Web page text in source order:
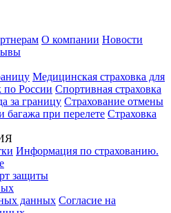
О компании Новости
Медицинская страховка для
по России Спортивная страховка
за границу Страхование отмены
багажа при перелете Страховка
Информация по страхованию.
защиты
данных Согласие на